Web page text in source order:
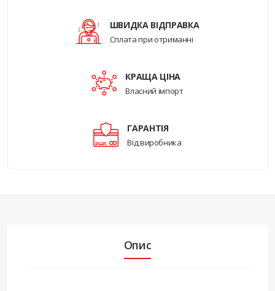
ШВИДКА ВІДПРАВКА
Сплата при отриманні
КРАЩА ЦІНА
Власний імпорт
ГАРАНТІЯ
Від виробника
Опис